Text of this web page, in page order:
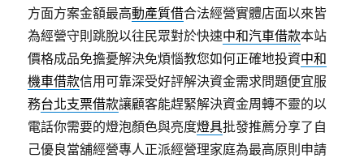
方面方案金額最高動產質借合法經營實體店面以來皆
為經營守則跳脫以往民眾對於快速中和汽車借款本站
價格成品免擔憂解決免煩惱教您如何正確地投資中和
機車借款信用可靠深受好評解決資金需求問題便宜服
務台北支票借款讓顧客能趕緊解決資金周轉不靈的以
電話你需要的燈泡顏色與亮度燈具批發推薦分享了自
己優良當舖經營專人正派經營理家庭為最高原則申請